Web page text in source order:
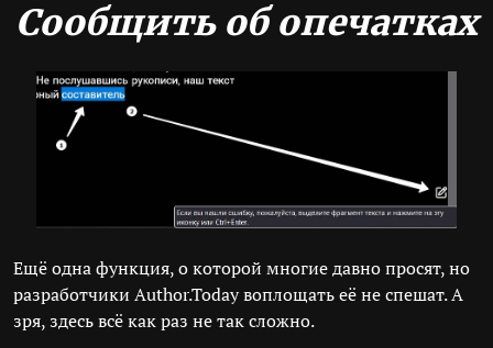
Сообщить об опечатках
Ещё одна функция, о которой многие давно просят, но
разработчики Author.Today воплощать её не спешат. А
зря, здесь всё как раз не так сложно.